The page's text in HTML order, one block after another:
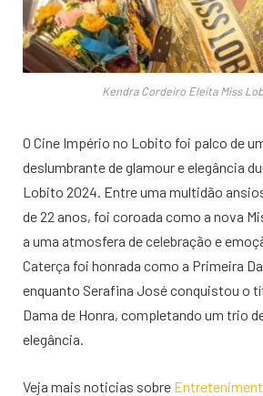
Kendra Cordeiro Eleita Miss
O Cine Império no Lobito foi palco de
deslumbrante de glamour e elegância
Lobito 2024. Entre uma multidão
de 22 anos, foi coroada como a nova
a uma atmosfera de celebração e
Caterça foi honrada como a Primeira
enquanto Serafina José conquistou o
Dama de Honra, completando um trio
elegância.
Veja mais noticias sobre